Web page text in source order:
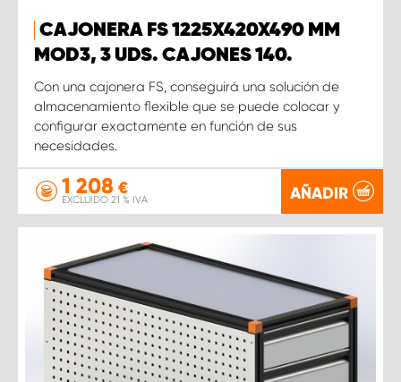
CAJONERA FS 1225X420X490 MM
MOD3, 3 UDS. CAJONES 140.
Con una cajonera FS, conseguirá una solución de
almacenamiento flexible que se puede colocar y
configurar exactamente en función de sus
necesidades.
1 208 €
EXCLUIDO 21 % IVA AÑADIR